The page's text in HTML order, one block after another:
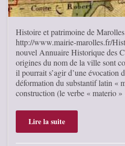
Histoire et patrimoine de
http://www.mairie-marolles.fr/
nouvel Annuaire Historique des
origines du nom de la ville sont
il pourrait s’agir d’une évocation
déformation du substantif latin «
construction (le verbe « materio
Lire la suite